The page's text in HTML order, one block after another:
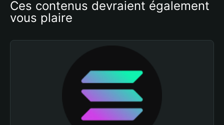
Ces contenus devraient également
vous plaire